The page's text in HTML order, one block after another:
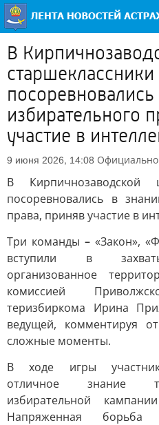
В
старшеклассники
избирательного
участие в
9 июня 2026, 14:08 Официально
В Кирпичнозаводской
посоревновались в
права, приняв участие в
Три команды – «Закон»,
вступили в
организованное
комиссией
теризбиркома Ирина
ведущей, комментируя
сложные моменты.
В ходе игры
отличное знание
избирательной
Напряженная борьба